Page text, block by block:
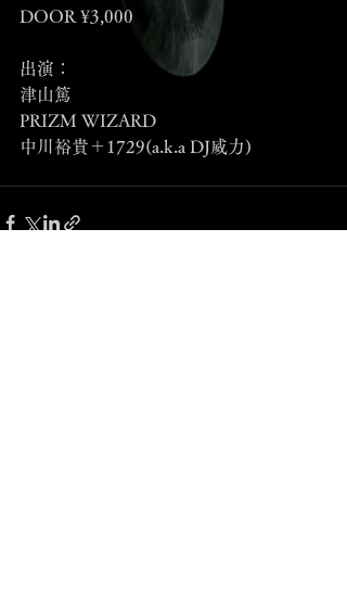
DOOR ¥3,000
出演：
津山篤
PRIZM WIZARD
中川裕貴＋1729(a.k.a DJ威力)